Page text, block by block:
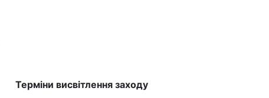
Терміни висвітлення заходу